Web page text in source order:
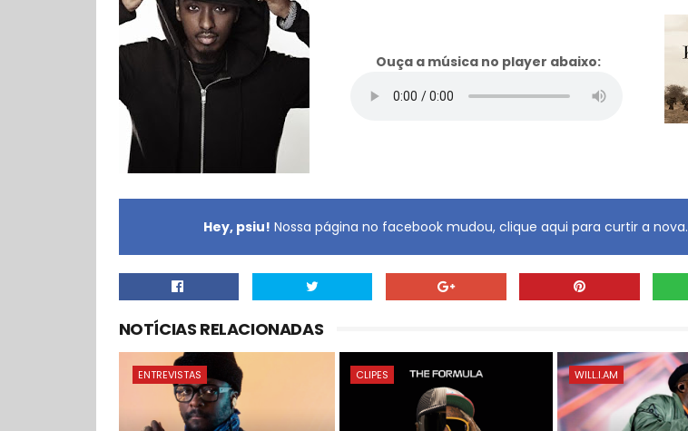
Ouça a música no player abaixo:
Hey, psiu! Nossa página no facebook mudou, clique aqui para curtir a nova.
NOTÍCIAS RELACIONADAS
ENTREVISTAS CLIPES WILL.I.AM